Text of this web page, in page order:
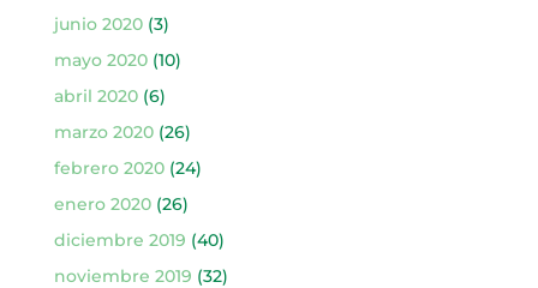
junio 2020(3)
mayo 2020(10)
abril 2020(6)
marzo 2020(26)
febrero 2020(24)
enero 2020(26)
diciembre 2019 (40)
noviembre 2019 (32)